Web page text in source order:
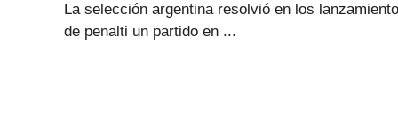
La selección argentina resolvió en los
de penalti un partido en ...